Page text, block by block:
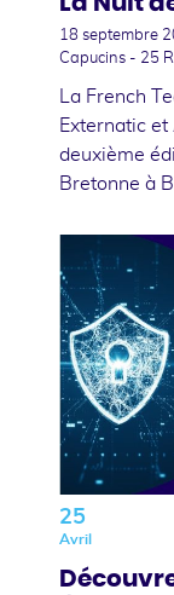
18 septembre
Capucins - 25
La French
Externatic
deuxième
Bretonne à
25
Avril